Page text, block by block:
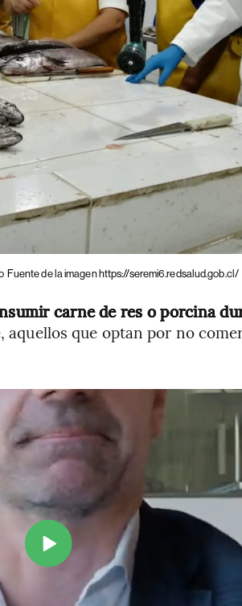
Fuente de la imagen https://seremi6.redsalud.gob.cl/
carne de res o porcina
aquellos que optan por no